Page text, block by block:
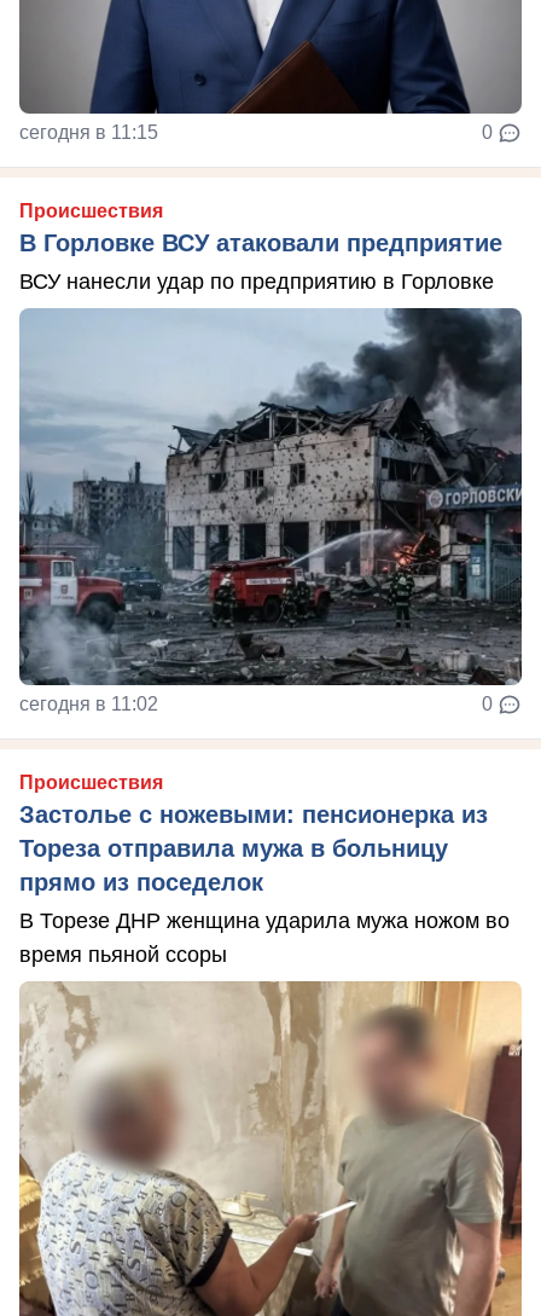
сегодня в 11:15 0
Происшествия
В Горловке ВСУ атаковали предприятие
ВСУ нанесли удар по предприятию в Горловке
сегодня в 11:02 0
Происшествия
Застолье с ножевыми: пенсионерка из
Тореза отправила мужа в больницу
прямо из поседелок
В Торезе ДНР женщина ударила мужа ножом во
время пьяной ссоры